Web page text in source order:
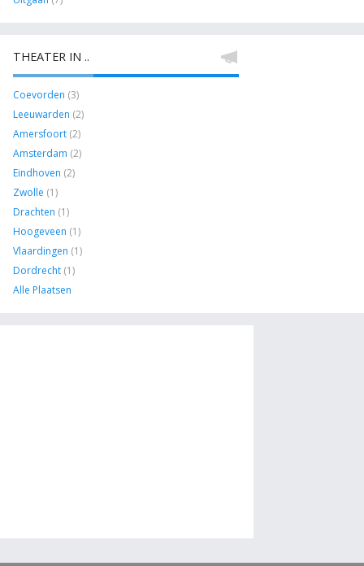
THEATER IN ..
Coevorden (3)
Leeuwarden (2)
Amersfoort (2)
Amsterdam (2)
Eindhoven (2)
Zwolle (1)
Drachten (1)
Hoogeveen (1)
Vlaardingen (1)
Dordrecht (1)
Alle Plaatsen